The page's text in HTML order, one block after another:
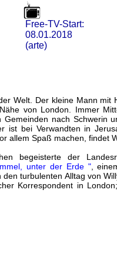
Free-TV-Start:
08.01.2018
(arte)
Welt. Der kleine Mann mit
von London. Immer
nach Schwerin
bei Verwandten in
allem Spaß machen, findet
begeisterte der
unter der Erde ",
turbulenten Alltag von
Korrespondent in